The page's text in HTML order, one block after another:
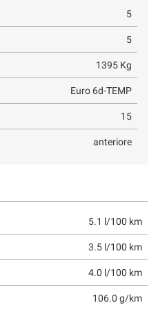
5
5
1395 Kg
Euro 6d-TEMP
15
anteriore
5.1 l/100 km
3.5 l/100 km
4.0 l/100 km
106.0 g/km